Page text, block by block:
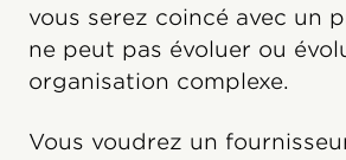
vous serez coincé avec un
ne peut pas évoluer ou
organisation complexe.
Vous voudrez un